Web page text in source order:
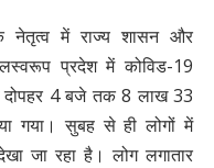
नेतृत्व में राज्य शासन और
प्रदेश में कोविड-19
दोपहर 4 बजे तक 8 लाख 33
गया। सुबह से ही लोगों में
जा रहा है। लोग लगातार